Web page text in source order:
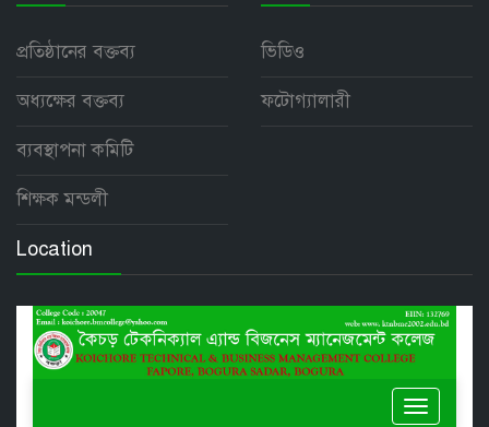
প্রতিষ্ঠানের বক্তব্য
অধ্যক্ষের বক্তব্য
ব্যবস্থাপনা কমিটি
শিক্ষক মন্ডলী
ভিডিও
ফটোগ্যালারী
Location